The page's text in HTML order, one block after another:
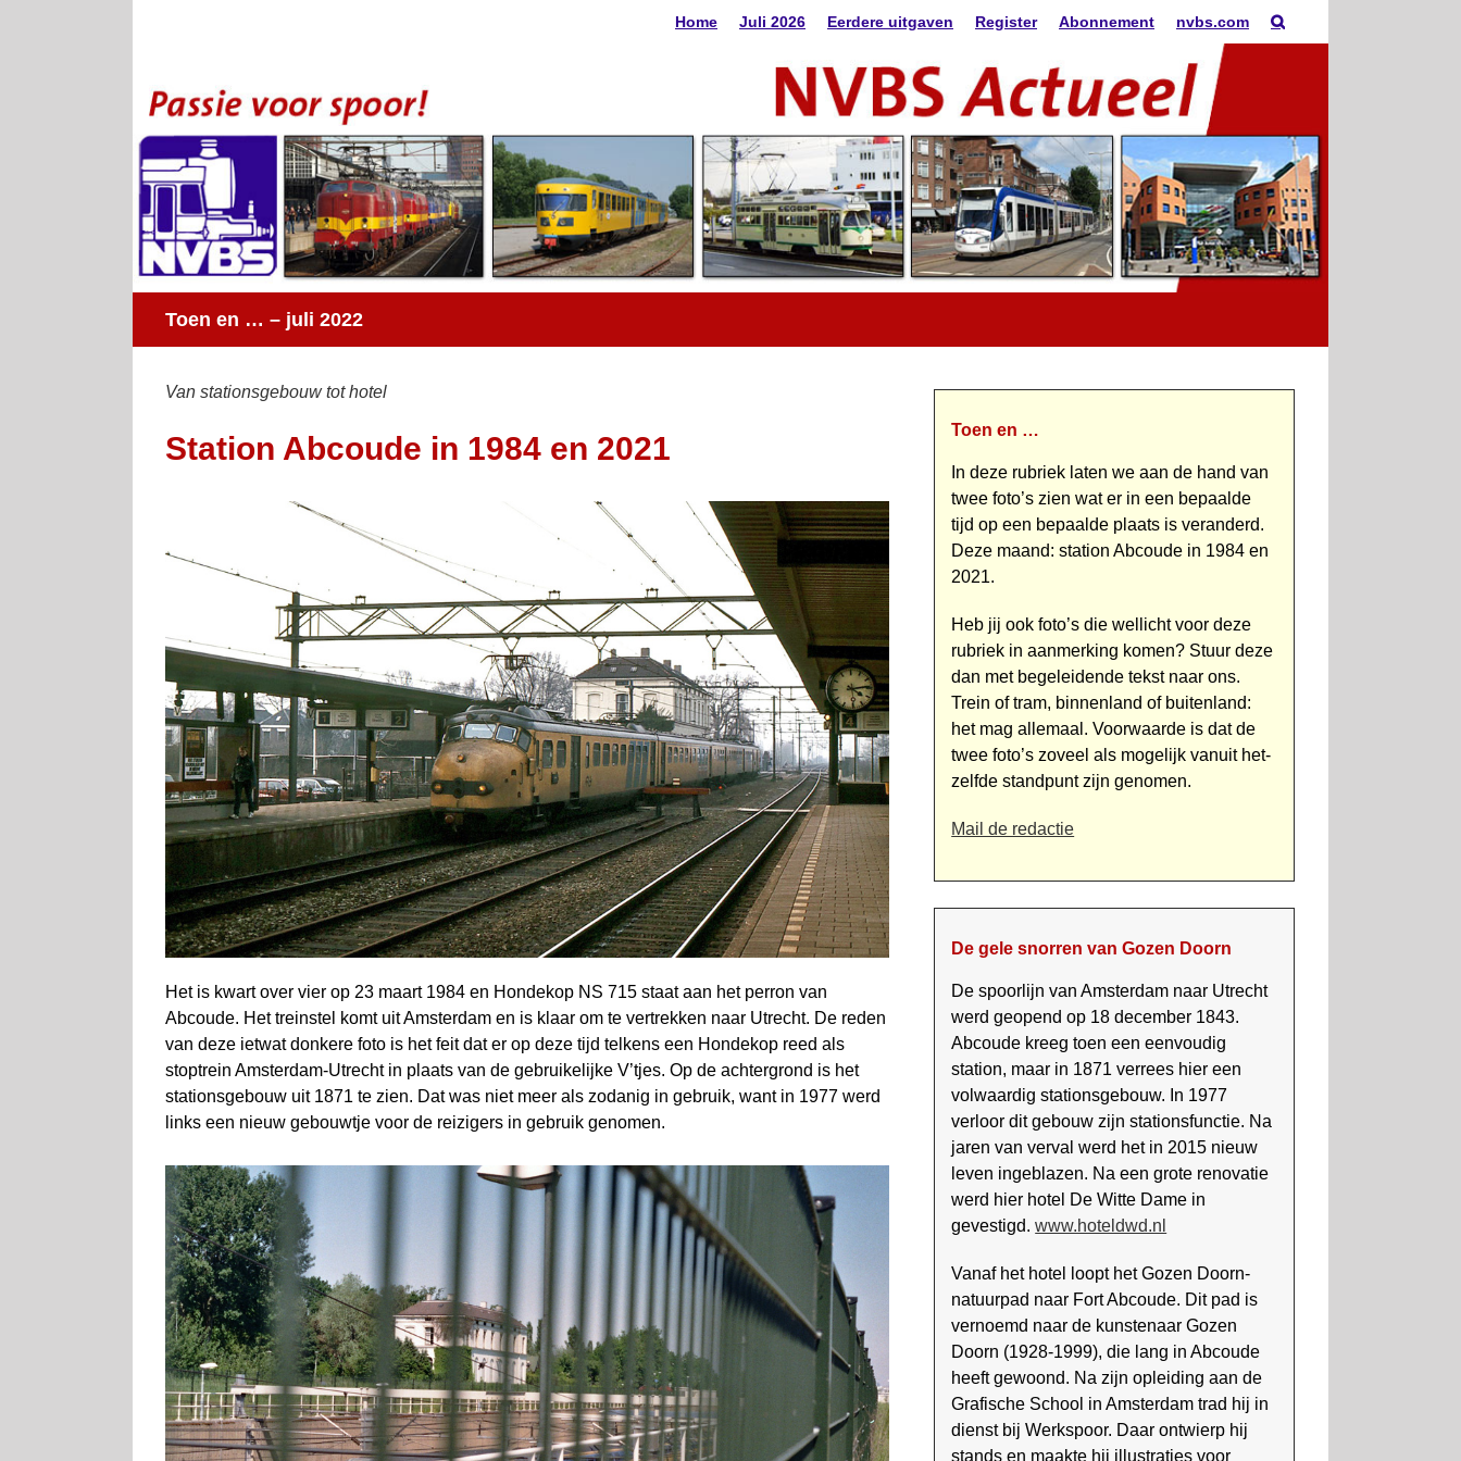
Home Juli 2026 Eerdere uitgaven Register Abonnement nvbs.com
Toen en … – juli 2022
Van stationsgebouw tot hotel
Station Abcoude in 1984 en 2021
Het is kwart over vier op 23 maart 1984 en Hondekop NS 715 staat aan het perron van
Abcoude. Het treinstel komt uit Amsterdam en is klaar om te ver­trekken naar Utrecht. De reden
van deze ietwat donkere foto is het feit dat er op deze tijd telkens een Hondekop reed als
stoptrein Amsterdam-Utrecht in plaats van de gebruikelijke V’tjes. Op de achtergrond is het
stationsgebouw uit 1871 te zien. Dat was niet meer als zodanig in gebruik, want in 1977 werd
links een nieuw gebouwtje voor de reizigers in gebruik genomen.
Toen en …
In deze rubriek laten we aan de hand van
twee foto’s zien wat er in een bepaalde
tijd op een bepaalde plaats is veranderd.
Deze maand: station Abcoude in 1984 en
2021.
Heb jij ook foto’s die wellicht voor deze
rubriek in aanmerking komen? Stuur deze
dan met begeleidende tekst naar ons.
Trein of tram, binnen­land of buitenland:
het mag alle­maal. Voorwaarde is dat de
twee foto’s zoveel als mogelijk vanuit het­
zelfde standpunt zijn genomen.
Mail de redactie
De gele snorren van Gozen Doorn
De spoorlijn van Amsterdam naar Utrecht
werd geopend op 18 december 1843.
Abcoude kreeg toen een eenvoudig
station, maar in 1871 verrees hier een
volwaardig stationsgebouw. In 1977
verloor dit gebouw zijn stations­functie. Na
jaren van verval werd het in 2015 nieuw
leven ingeblazen. Na een grote renovatie
werd hier hotel De Witte Dame in
gevestigd.www.hoteldwd.nl
Vanaf het hotel loopt het Gozen Doorn-
natuurpad naar Fort Abcoude. Dit pad is
vernoemd naar de kunstenaar Gozen
Doorn (1928-1999), die lang in Abcoude
heeft gewoond. Na zijn opleiding aan de
Grafische School in Amster­dam trad hij in
dienst bij Werkspoor. Daar ontwierp hij
stands en maakte hij illustraties voor